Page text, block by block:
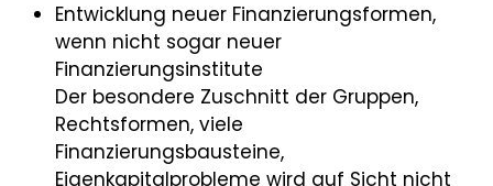
Entwicklung neuer Finanzierungsformen,
wenn nicht sogar neuer
Finanzierungsinstitute
Der besondere Zuschnitt der Gruppen,
Rechtsformen, viele
Finanzierungsbausteine,
Eigenkapitalprobleme wird auf Sicht nicht